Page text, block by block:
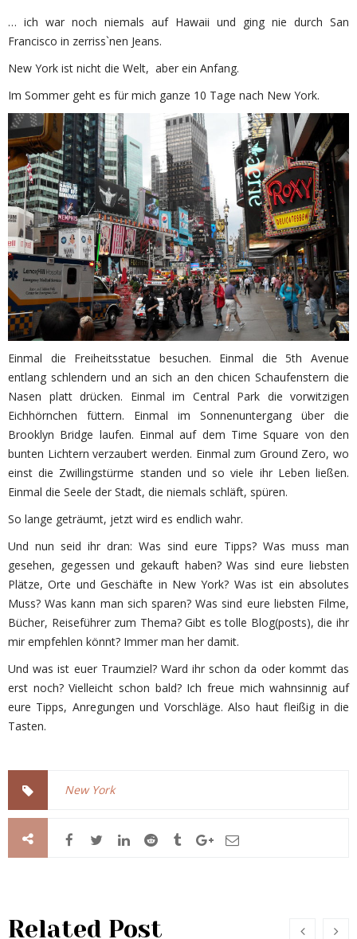
… ich war noch niemals auf Hawaii und ging nie durch San
Francisco in zerriss`nen Jeans.
New York ist nicht die Welt, aber ein Anfang.
Im Sommer geht es für mich ganze 10 Tage nach New York.
Einmal die Freiheitsstatue besuchen. Einmal die 5th Avenue
entlang schlendern und an sich an den chicen Schaufenstern die
Nasen platt drücken. Einmal im Central Park die vorwitzigen
Eichhörnchen füttern. Einmal im Sonnenuntergang über die
Brooklyn Bridge laufen. Einmal auf dem Time Square von den
bunten Lichtern verzaubert werden. Einmal zum Ground Zero, wo
einst die Zwillingstürme standen und so viele ihr Leben ließen.
Einmal die Seele der Stadt, die niemals schläft, spüren.
So lange geträumt, jetzt wird es endlich wahr.
Und nun seid ihr dran: Was sind eure Tipps? Was muss man
gesehen, gegessen und gekauft haben? Was sind eure liebsten
Plätze, Orte und Geschäfte in New York? Was ist ein absolutes
Muss? Was kann man sich sparen? Was sind eure liebsten Filme,
Bücher, Reiseführer zum Thema? Gibt es tolle Blog(posts), die ihr
mir empfehlen könnt? Immer man her damit.
Und was ist euer Traumziel? Ward ihr schon da oder kommt das
erst noch? Vielleicht schon bald? Ich freue mich wahnsinnig auf
eure Tipps, Anregungen und Vorschläge. Also haut fleißig in die
Tasten.
New York
Related Post